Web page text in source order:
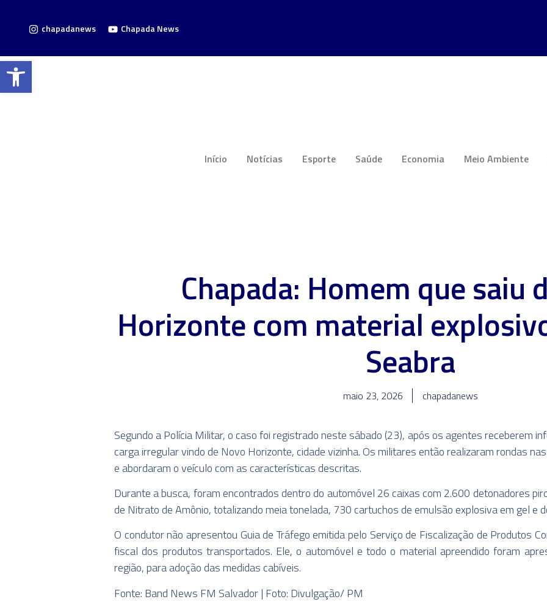
chapadanews Chapada News
Início Notícias Esporte Saúde Economia Meio Ambiente
Chapada: Homem que saiu
Horizonte com material
Seabra
maio 23, 2026 chapadanews
Segundo a Polícia Militar, o caso foi registrado neste sábado (23), após os agentes receberem
carga irregular vindo de Novo Horizonte, cidade vizinha. Os militares então realizaram rondas
e abordaram o veículo com as características descritas.
Durante a busca, foram encontrados dentro do automóvel 26 caixas com 2.600 detonadores
de Nitrato de Amônio, totalizando meia tonelada, 730 cartuchos de emulsão explosiva em gel e
O condutor não apresentou Guia de Tráfego emitida pelo Serviço de Fiscalização de Produtos
fiscal dos produtos transportados. Ele, o automóvel e todo o material apreendido foram
região, para adoção das medidas cabíveis.
Fonte: Band News FM Salvador | Foto: Divulgação/ PM
Barra de Ferramentas Aberta